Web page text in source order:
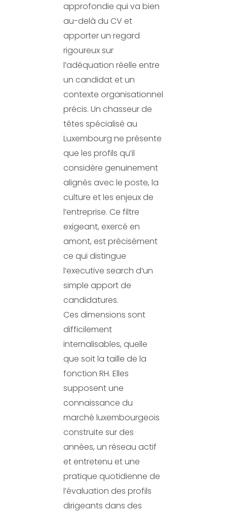
approfondie qui va bien
au-delà du CV et
apporter un regard
rigoureux sur
l’adéquation réelle entre
un candidat et un
contexte organisationnel
précis. Un chasseur de
têtes spécialisé au
Luxembourg ne présente
que les profils qu’il
considère genuinement
alignés avec le poste, la
culture et les enjeux de
l’entreprise. Ce filtre
exigeant, exercé en
amont, est précisément
ce qui distingue
l’executive search d’un
simple apport de
candidatures.
Ces dimensions sont
difficilement
internalisables, quelle
que soit la taille de la
fonction RH. Elles
supposent une
connaissance du
marché luxembourgeois
construite sur des
années, un réseau actif
et entretenu et une
pratique quotidienne de
l’évaluation des profils
dirigeants dans des